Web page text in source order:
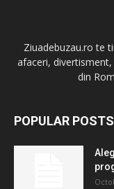
Ziuadebuzau.ro te
afaceri,
din
POPULAR POSTS